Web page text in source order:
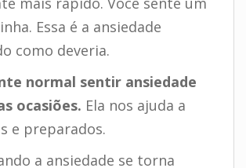
Essa é a ansiedade
como deveria.
normal sentir ansiedade
ocasiões. Ela nos ajuda a
e preparados.
a ansiedade se torna